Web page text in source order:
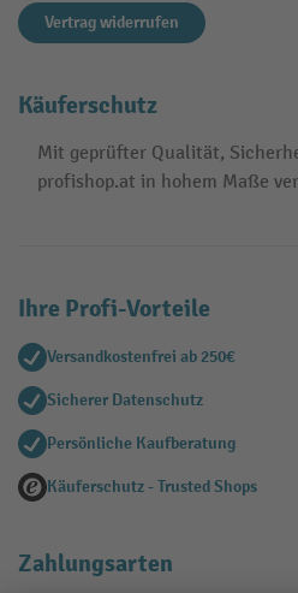
Vertrag widerrufen
Käuferschutz
Mit geprüfter Qualität,
profishop.at in hohem Maße
Ihre Profi-Vorteile
Versandkostenfrei ab 250€
Sicherer Datenschutz
Persönliche Kaufberatung
Käuferschutz - Trusted Shops
Zahlungsarten